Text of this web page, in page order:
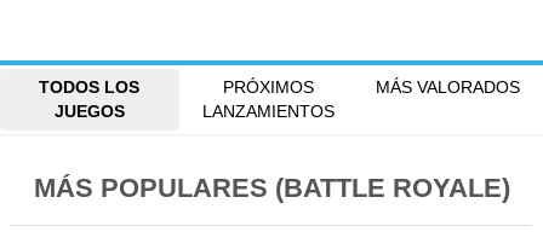
TODOS LOS
JUEGOS
PRÓXIMOS
LANZAMIENTOS
MÁS VALORADOS
MÁS POPULARES (BATTLE ROYALE)